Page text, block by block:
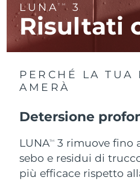
LUNATM 3
Risultati
PERCHÉ LA TUA
AMERÀ
Detersione
LUNATM
3 rimuove fino
sebo e residui di
più efficace rispetto
RAS di Macao
Malaysia
Malta
Messico
Monaco
Paesi Bassi